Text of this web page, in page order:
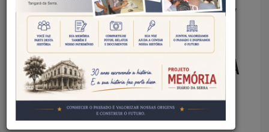
TANGARÁ DA SERRA – ROTARY
CLUBE CENTRO REALIZA
ENTREGA DE MUDAS E ULTIMA
PREPARATIVOS PARA O
PRESERVE O RIO SEPOTUBA